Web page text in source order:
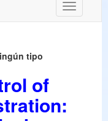
Desplegar
tipo
of